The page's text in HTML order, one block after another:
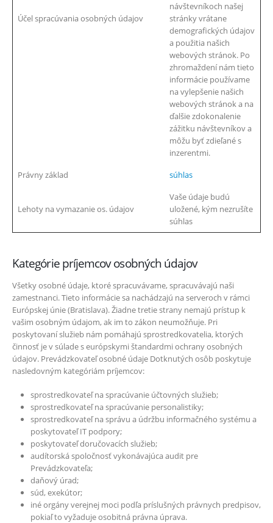
Účel spracúvania osobných údajov
návštevníkoch našej
stránky vrátane
demografických údajov
a použitia našich
webových stránok. Po
zhromaždení nám tieto
informácie používame
na vylepšenie našich
webových stránok a na
ďalšie zdokonalenie
zážitku návštevníkov a
môžu byť zdieľané s
inzerentmi.
Právny základ
súhlas
Lehoty na vymazanie os. údajov
Vaše údaje budú
uložené, kým nezrušíte
súhlas
Kategórie príjemcov osobných údajov
Všetky osobné údaje, ktoré spracuvávame, spracuvávajú naši
zamestnanci. Tieto informácie sa nachádzajú na serveroch v rámci
Európskej únie (Bratislava). Žiadne tretie strany nemajú prístup k
vašim osobným údajom, ak im to zákon neumožňuje. Pri
poskytovaní služieb nám pomáhajú sprostredkovatelia, ktorých
činnosť je v súlade s európskymi štandardmi ochrany osobných
údajov. Prevádzkovateľ osobné údaje Dotknutých osôb poskytuje
nasledovným kategóriám príjemcov:
sprostredkovateľ na spracúvanie účtovných služieb;
sprostredkovateľ na spracúvanie personalistiky;
sprostredkovateľ na správu a údržbu informačného systému a
poskytovateľ IT podpory;
poskytovateľ doručovacích služieb;
audítorská spoločnosť vykonávajúca audit pre
Prevádzkovateľa;
daňový úrad;
súd, exekútor;
iné orgány verejnej moci podľa príslušných právnych predpisov,
pokiaľ to vyžaduje osobitná právna úprava.